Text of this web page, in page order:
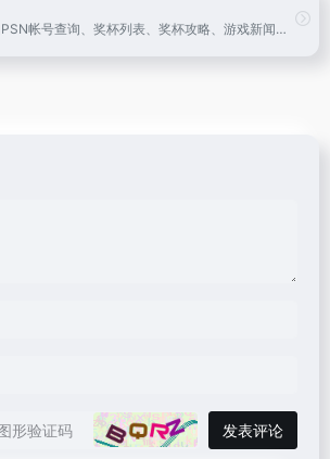
提供全中文的PSN帐号查询、奖杯列表、奖杯攻略、游戏新闻、会免优惠信息查询、PSN排行榜、约战、奖杯卡制作等服务
发表评论